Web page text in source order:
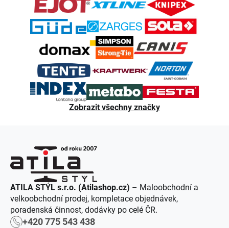
Zobrazit všechny značky
ATILA STÝL s.r.o. (Atilashop.cz) – Maloobchodní a
velkoobchodní prodej, kompletace objednávek,
poradenská činnost, dodávky po celé ČR.
+420 775 543 438